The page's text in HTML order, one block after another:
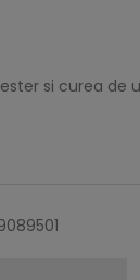
si curea de